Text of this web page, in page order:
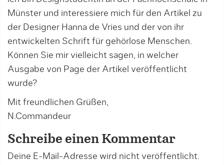
Münster und interessiere mich für den Artikel zu
der Designer Hanna de Vries und der von ihr
entwickelten Schrift für gehörlose Menschen.
Können Sie mir vielleicht sagen, in welcher
Ausgabe von Page der Artikel veröffentlicht
wurde?
Mit freundlichen Grüßen,
N.Commandeur
Schreibe einen Kommentar
Deine E-Mail-Adresse wird nicht veröffentlicht.